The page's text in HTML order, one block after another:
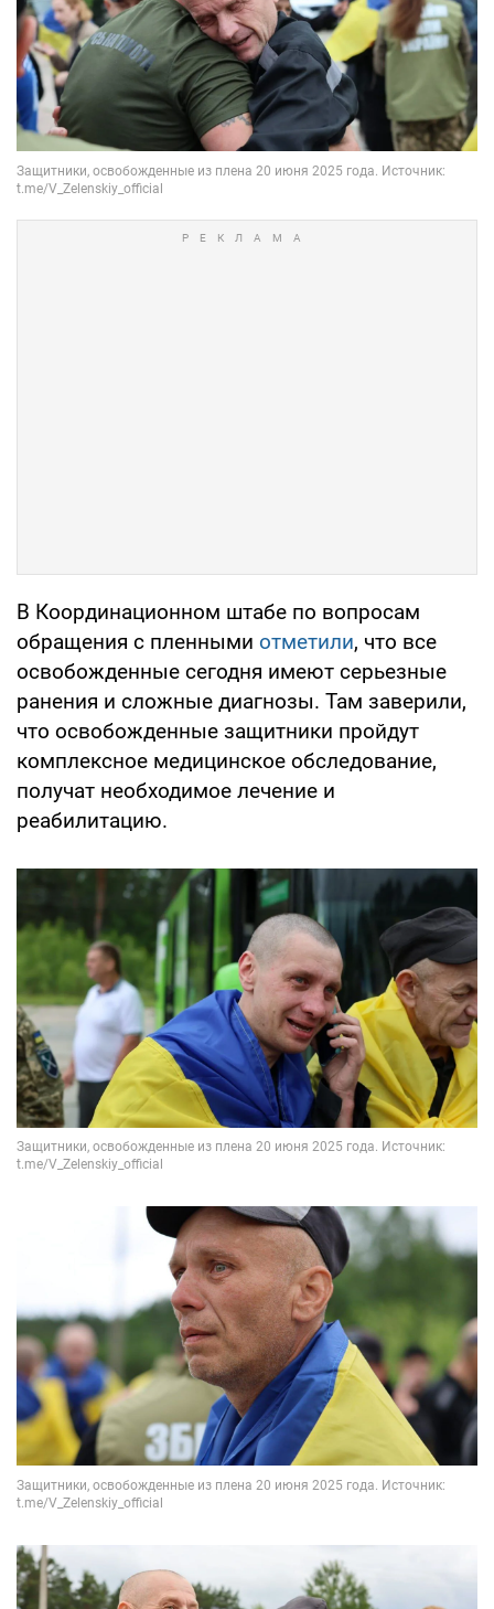
В Координационном штабе по вопросам
обращения с пленными отметили, что все
освобожденные сегодня имеют серьезные
ранения и сложные диагнозы. Там заверили,
что освобожденные защитники пройдут
комплексное медицинское обследование,
получат необходимое лечение и
реабилитацию.